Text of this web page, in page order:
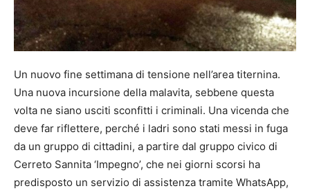
Un nuovo fine settimana di tensione nell’area titernina.
Una nuova incursione della malavita, sebbene questa
volta ne siano usciti sconfitti i criminali. Una vicenda che
deve far riflettere, perché i ladri sono stati messi in fuga
da un gruppo di cittadini, a partire dal gruppo civico di
Cerreto Sannita ‘Impegno’, che nei giorni scorsi ha
predisposto un servizio di assistenza tramite WhatsApp,